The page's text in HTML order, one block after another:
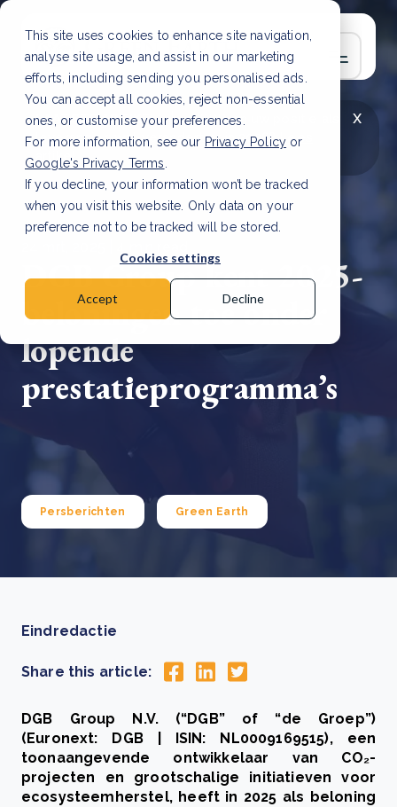
This site uses cookies to enhance site navigation,
analyse site usage, and assist in our marketing
efforts, including sending you personalised ads.
You can accept all cookies, reject non-essential
ones, or customise your preferences.
For more information, see our Privacy Policy or
Google's Privacy Terms
If you decline, your information won’t be tracked
when you visit this website. Only data on your
preference not to be tracked will be stored.
Cookies settings
Accept Decline
x
LAATSTE ARTIKEL
CSRD en uw positie als
leverancier: wat verandert er in 2026?Lees
artikel
DGB Group kent 2025-
beloningen toe onder
lopende
prestatieprogramma’s
Persberichten Green Earth
Eindredactie
Share this article:
DGB Group N.V. (“DGB” of “de Groep”)
(Euronext: DGB | ISIN: NL0009169515), een
toonaangevende ontwikkelaar van CO₂-
projecten en grootschalige initiatieven voor
ecosysteemherstel, heeft in 2025 als beloning